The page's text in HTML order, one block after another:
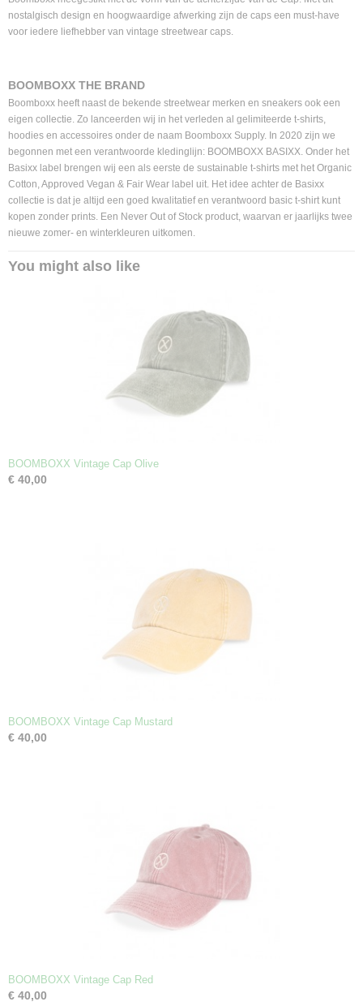
nostalgisch design en hoogwaardige afwerking zijn de caps een must-have
voor iedere liefhebber van vintage streetwear caps.
BOOMBOXX THE BRAND
Boomboxx heeft naast de bekende streetwear merken en sneakers ook een
eigen collectie. Zo lanceerden wij in het verleden al gelimiteerde t-shirts,
hoodies en accessoires onder de naam Boomboxx Supply. In 2020 zijn we
begonnen met een verantwoorde kledinglijn: BOOMBOXX BASIXX. Onder het
Basixx label brengen wij een als eerste de sustainable t-shirts met het Organic
Cotton, Approved Vegan & Fair Wear label uit. Het idee achter de Basixx
collectie is dat je altijd een goed kwalitatief en verantwoord basic t-shirt kunt
kopen zonder prints. Een Never Out of Stock product, waarvan er jaarlijks twee
nieuwe zomer- en winterkleuren uitkomen.
You might also like
BOOMBOXX Vintage Cap Olive
€ 40,00
BOOMBOXX Vintage Cap Mustard
€ 40,00
BOOMBOXX Vintage Cap Red
€ 40,00